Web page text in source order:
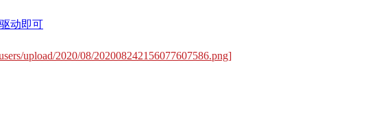
动即可
upload/2020/08/202008242156077607586.png]